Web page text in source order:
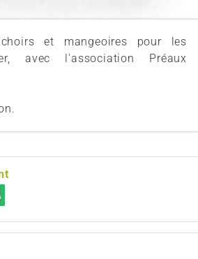
et mangeoires pour les
avec l'association Préaux